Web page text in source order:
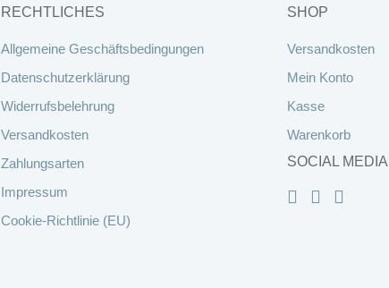
RECHTLICHES
Allgemeine Geschäftsbedingungen
Datenschutzerklärung
Widerrufsbelehrung
Versandkosten
Zahlungsarten
Impressum
Cookie-Richtlinie (EU)
SHOP
Versandkosten
Mein Konto
Kasse
Warenkorb
SOCIAL MEDIA